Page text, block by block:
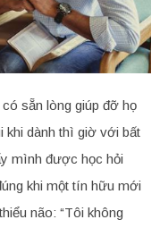
sẵn lòng giúp đỡ họ
khi dành thì giờ với bất
mình được học hỏi
khi một tín hữu mới
não: “Tôi không